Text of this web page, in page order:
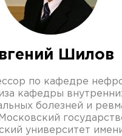
Шилов
по кафедре
кафедры
болезней и
университет